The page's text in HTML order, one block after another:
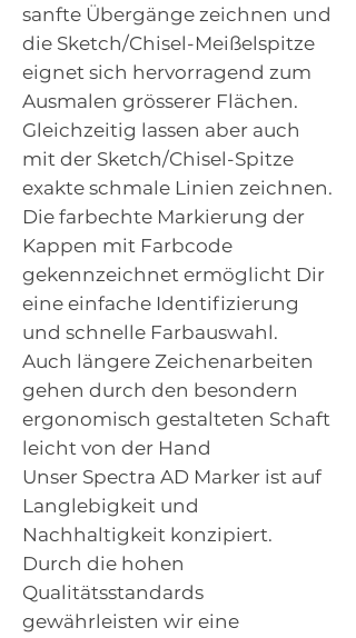
sanfte Übergänge zeichnen und
die Sketch/Chisel-Meißelspitze
eignet sich hervorragend zum
Ausmalen grösserer Flächen.
Gleichzeitig lassen aber auch
mit der Sketch/Chisel-Spitze
exakte schmale Linien zeichnen.
Die farbechte Markierung der
Kappen mit Farbcode
gekennzeichnet ermöglicht Dir
eine einfache Identifizierung
und schnelle Farbauswahl.
Auch längere Zeichenarbeiten
gehen durch den besondern
ergonomisch gestalteten Schaft
leicht von der Hand
Unser Spectra AD Marker ist auf
Langlebigkeit und
Nachhaltigkeit konzipiert.
Durch die hohen
Qualitätsstandards
gewährleisten wir eine